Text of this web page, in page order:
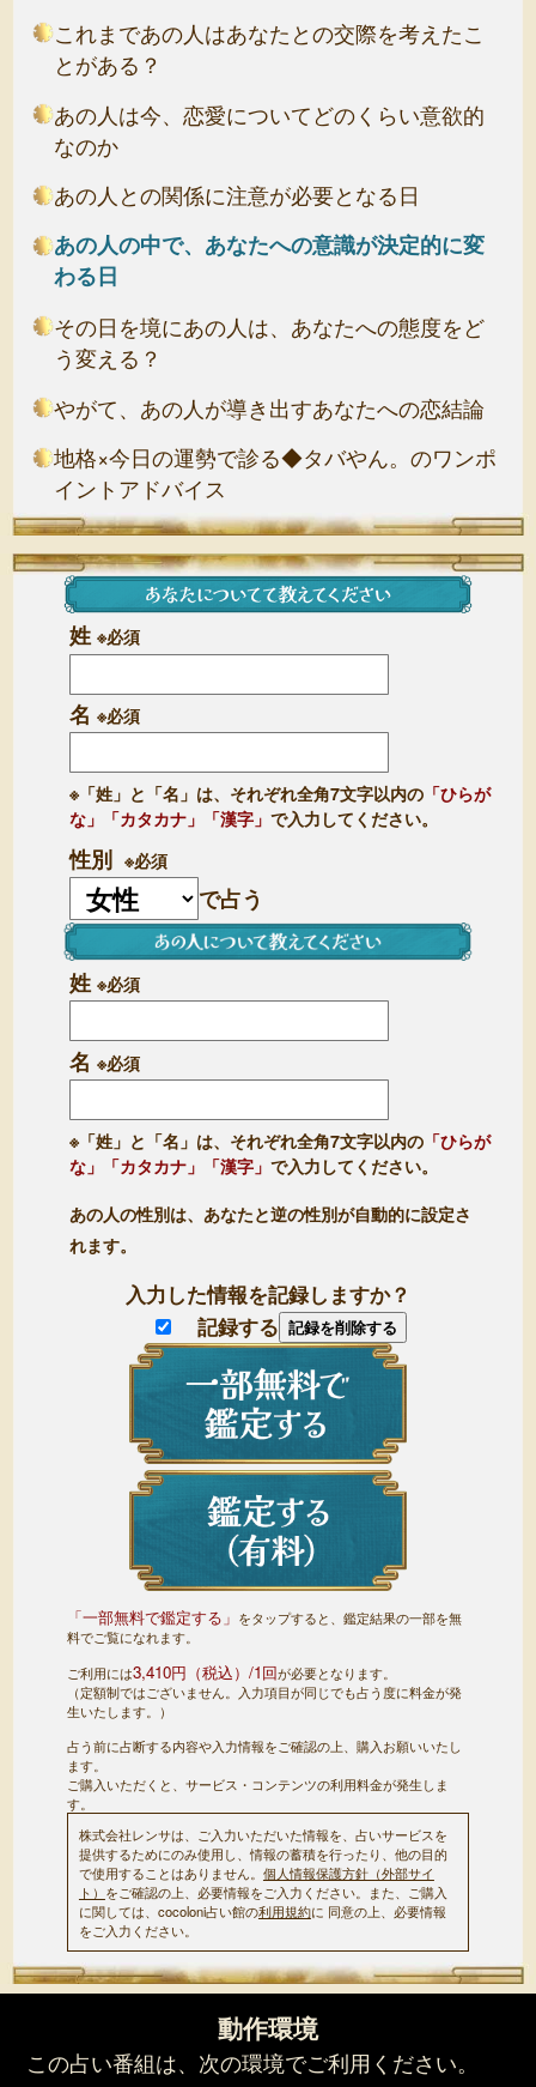
これまであの人はあなたとの交際を考えたこ
とがある？
あの人は今、恋愛についてどのくらい意欲的
なのか
あの人との関係に注意が必要となる日
あの人の中で、あなたへの意識が決定的に変
わる日
その日を境にあの人は、あなたへの態度をど
う変える？
やがて、あの人が導き出すあなたへの恋結論
地格×今日の運勢で診る◆タバやん。のワンポ
イントアドバイス
姓 ※必須
名 ※必須
※「姓」と「名」は、それぞれ全角7文字以内の 「ひらが
な」「カタカナ」「漢字」で入力してください。
性別 ※必須
で占う
姓 ※必須
名 ※必須
※「姓」と「名」は、それぞれ全角7文字以内の 「ひらが
な」「カタカナ」「漢字」で入力してください。
あの人の性別は、あなたと逆の性別が自動的に設定さ
れます。
入力した情報を記録しますか？
記録する 記録を削除する
「一部無料で鑑定する」 をタップすると、鑑定結果の一部を無
料でご覧になれます。
ご利用には3,410円（税込）/1回が必要となります。
（定額制ではございません。入力項目が同じでも占う度に料金が発
生いたします。）
占う前に占断する内容や入力情報をご確認の上、購入お願いいたし
ます。
ご購入いただくと、サービス・コンテンツの利用料金が発生しま
す。
株式会社レンサは、ご入力いただいた情報を、占いサービスを
提供するためにのみ使用し、情報の蓄積を行ったり、他の目的
で使用することはありません。 個人情報保護方針（外部サイ
ト） をご確認の上、必要情報をご入力ください。また、ご購入
に関しては、cocoloni占い館の利用規約に 同意の上、必要情報
をご入力ください。
動作環境
この占い番組は、次の環境でご利用ください。